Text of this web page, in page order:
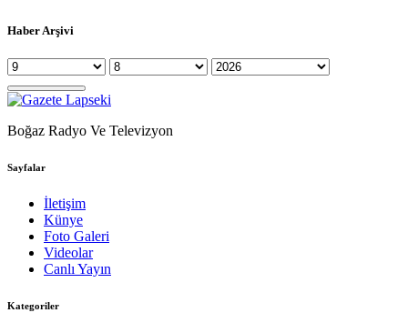
Haber Arşivi
Boğaz Radyo Ve Televizyon
Sayfalar
İletişim
Künye
Foto Galeri
Videolar
Canlı Yayın
Kategoriler